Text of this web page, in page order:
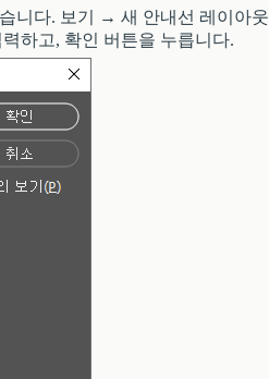
니다. 보기 → 새 안내선 레이아웃
하고, 확인 버튼을 누릅니다.